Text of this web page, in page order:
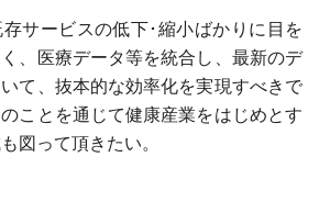
サービスの低下･縮小ばかりに目を
、医療データ等を統合し、最新のデ
て、抜本的な効率化を実現すべきで
ことを通じて健康産業をはじめとす
図って頂きたい。